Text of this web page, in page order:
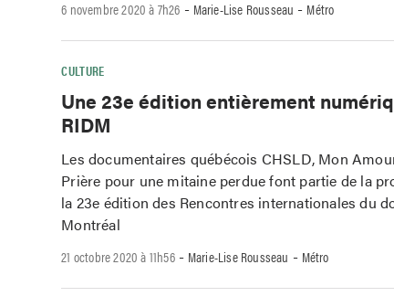
6 novembre 2020 à 7h26 - Marie-Lise Rousseau - Métro
CULTURE
Une 23e édition entièrement
RIDM
Les documentaires québécois CHSLD, Mon
Prière pour une mitaine perdue font partie de la
la 23e édition des Rencontres internationales du
Montréal
21 octobre 2020 à 11h56- Marie-Lise Rousseau - Métro